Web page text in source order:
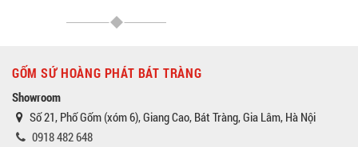
GỐM SỨ HOÀNG PHÁT BÁT TRÀNG
Showroom
Số 21, Phố Gốm (xóm 6), Giang Cao, Bát Tràng, Gia Lâm, Hà Nội
0918 482 648